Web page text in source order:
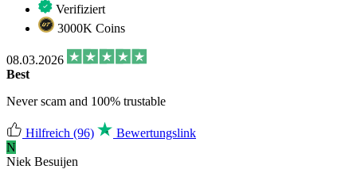
Verifiziert
3000K Coins
08.03.2026
Best
Never scam and 100% trustable
Hilfreich (96)
Bewertungslink
N
Niek Besuijen